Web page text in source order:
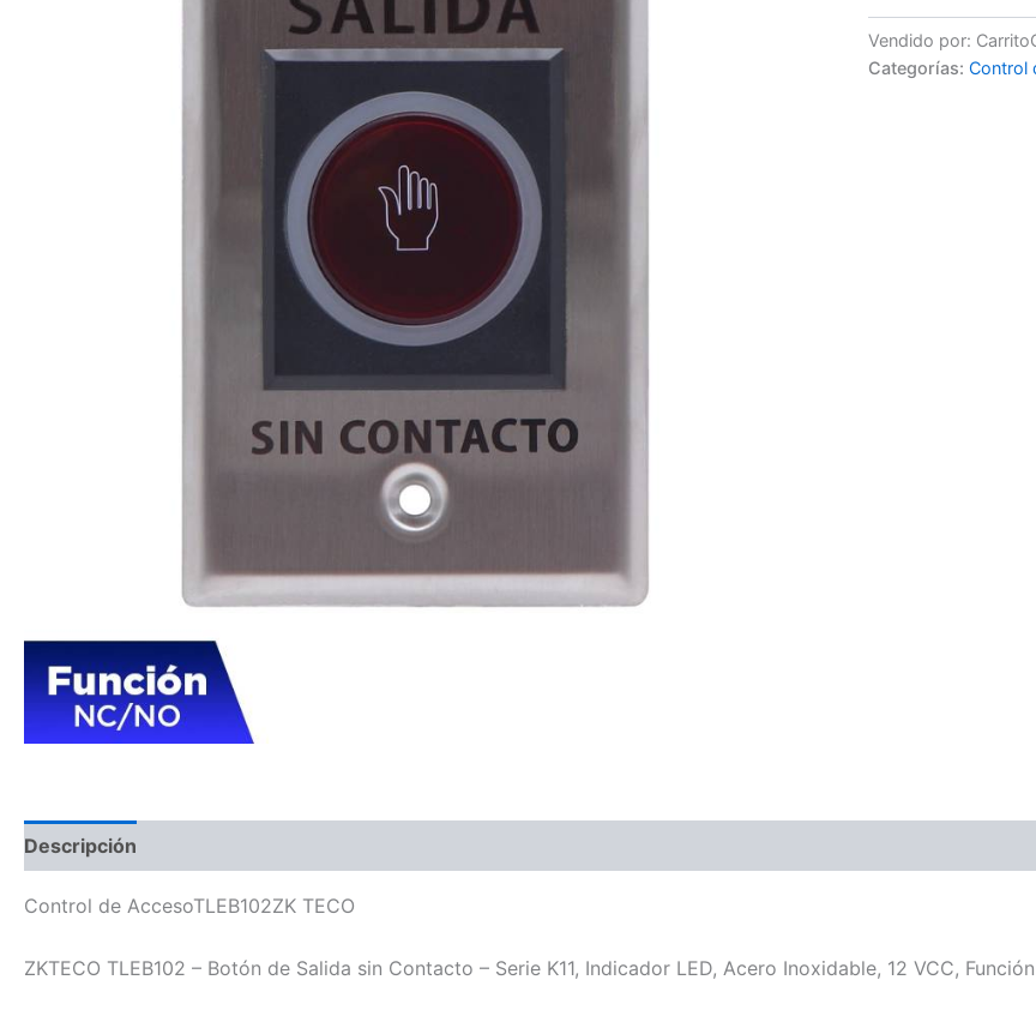
Vendido por:
Categorías:Control
Descripción
Control de AccesoTLEB102ZK TECO
ZKTECO TLEB102 – Botón de Salida sin Contacto – Serie K11, Indicador LED, Acero Inoxidable, 12 VCC,